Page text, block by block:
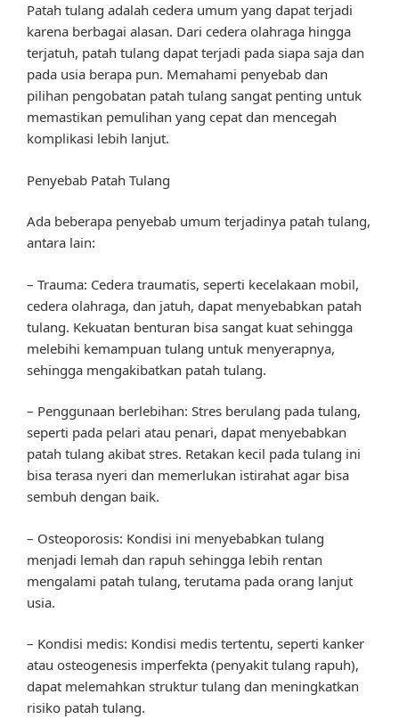
Patah tulang adalah cedera umum yang dapat terjadi
karena berbagai alasan. Dari cedera olahraga hingga
terjatuh, patah tulang dapat terjadi pada siapa saja dan
pada usia berapa pun. Memahami penyebab dan
pilihan pengobatan patah tulang sangat penting untuk
memastikan pemulihan yang cepat dan mencegah
komplikasi lebih lanjut.
Penyebab Patah Tulang
Ada beberapa penyebab umum terjadinya patah tulang,
antara lain:
– Trauma: Cedera traumatis, seperti kecelakaan mobil,
cedera olahraga, dan jatuh, dapat menyebabkan patah
tulang. Kekuatan benturan bisa sangat kuat sehingga
melebihi kemampuan tulang untuk menyerapnya,
sehingga mengakibatkan patah tulang.
– Penggunaan berlebihan: Stres berulang pada tulang,
seperti pada pelari atau penari, dapat menyebabkan
patah tulang akibat stres. Retakan kecil pada tulang ini
bisa terasa nyeri dan memerlukan istirahat agar bisa
sembuh dengan baik.
– Osteoporosis: Kondisi ini menyebabkan tulang
menjadi lemah dan rapuh sehingga lebih rentan
mengalami patah tulang, terutama pada orang lanjut
usia.
– Kondisi medis: Kondisi medis tertentu, seperti kanker
atau osteogenesis imperfekta (penyakit tulang rapuh),
dapat melemahkan struktur tulang dan meningkatkan
risiko patah tulang.